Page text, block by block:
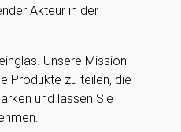
Akteur in der
Unsere Mission
Produkte zu teilen, die
und lassen Sie